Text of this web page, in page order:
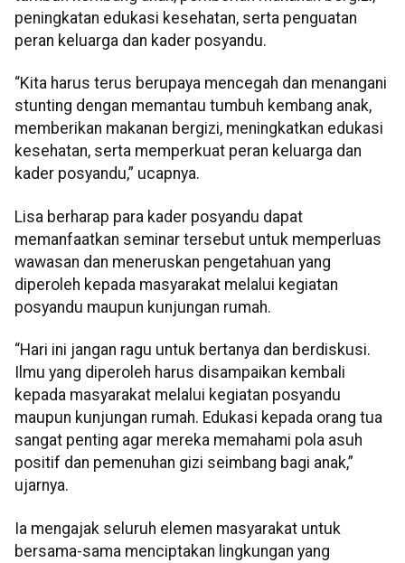
peningkatan edukasi kesehatan, serta penguatan
peran keluarga dan kader posyandu.
“Kita harus terus berupaya mencegah dan menangani
stunting dengan memantau tumbuh kembang anak,
memberikan makanan bergizi, meningkatkan edukasi
kesehatan, serta memperkuat peran keluarga dan
kader posyandu,” ucapnya.
Lisa berharap para kader posyandu dapat
memanfaatkan seminar tersebut untuk memperluas
wawasan dan meneruskan pengetahuan yang
diperoleh kepada masyarakat melalui kegiatan
posyandu maupun kunjungan rumah.
“Hari ini jangan ragu untuk bertanya dan berdiskusi.
Ilmu yang diperoleh harus disampaikan kembali
kepada masyarakat melalui kegiatan posyandu
maupun kunjungan rumah. Edukasi kepada orang tua
sangat penting agar mereka memahami pola asuh
positif dan pemenuhan gizi seimbang bagi anak,”
ujarnya.
Ia mengajak seluruh elemen masyarakat untuk
bersama-sama menciptakan lingkungan yang